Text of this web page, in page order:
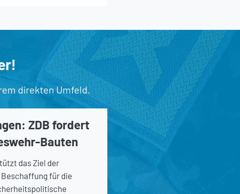
direkten Umfeld.
ZDB fordert
Bauten
das Ziel der
für die